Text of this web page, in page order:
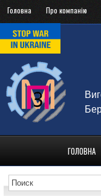
Головна Про компанію
ГОЛОВНА